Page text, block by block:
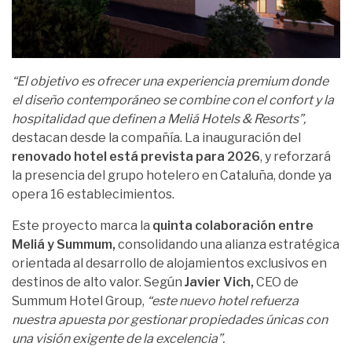
“El objetivo es ofrecer una experiencia premium donde
el diseño contemporáneo se combine con el confort y la
hospitalidad que definen a Meliá Hotels & Resorts”,
destacan desde la compañía. La inauguración del
renovado hotel está prevista para 2026, y reforzará
la presencia del grupo hotelero en Cataluña, donde ya
opera 16 establecimientos.
Este proyecto marca la quinta colaboración entre
Meliá y Summum, consolidando una alianza estratégica
orientada al desarrollo de alojamientos exclusivos en
destinos de alto valor. Según Javier Vich, CEO de
Summum Hotel Group, “este nuevo hotel refuerza
nuestra apuesta por gestionar propiedades únicas con
una visión exigente de la excelencia”.